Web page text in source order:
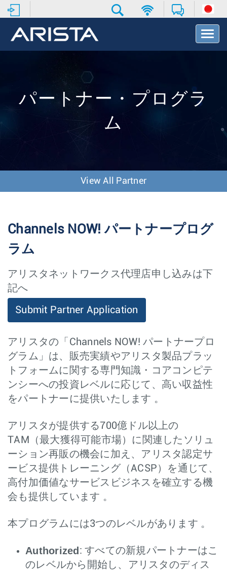
T
o
パートナー・プログラ
ム
View All Partner
Channels NOW! パートナープログ
ラム
アリスタネットワークス代理店申し込みは下
記へ
Submit Partner Application
アリスタの「Channels NOW! パートナープロ
グラム」は、販売実績やアリスタ製品プラッ
トフォームに関する専門知識・コアコンピテ
ンシーへの投資レベルに応じて、高い収益性
をパートナーに提供いたします 。
アリスタが提供する700億ドル以上の
TAM（最大獲得可能市場）に関連したソリュ
ーション再販の機会に加え、アリスタ認定サ
ービス提供トレーニング（ACSP）を通じて、
高付加価値なサービスビジネスを確立する機
会も提供しています 。
本プログラムには3つのレベルがあります 。
Authorized: すべての新規パートナーはこ
のレベルから開始し、アリスタのディス